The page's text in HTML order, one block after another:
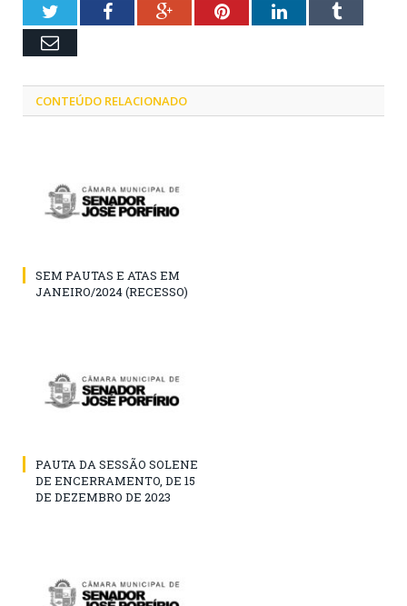
TwitterFacebookGoogle+PinterestLinkedInTumblr
Email
CONTEÚDO RELACIONADO
SEM PAUTAS E ATAS EM
JANEIRO/2024 (RECESSO)
PAUTA DA SESSÃO SOLENE
DE ENCERRAMENTO, DE 15
DE DEZEMBRO DE 2023